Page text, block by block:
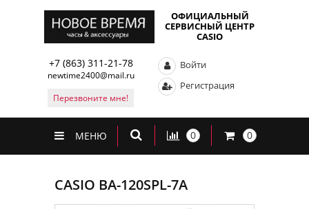
ОФИЦИАЛЬНЫЙ
СЕРВИСНЫЙ ЦЕНТР
CASIO
+7 (863) 311-21-78
newtime2400@mail.ru
Перезвоните мне!
Войти
Регистрация
МЕНЮ 0 0
CASIO BA-120SPL-7A